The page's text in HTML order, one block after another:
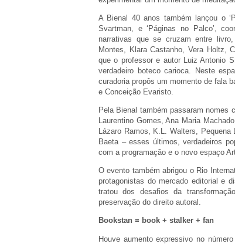
A Bienal 40 anos também lançou o
Svartman, e ‘Páginas no Palco’,
narrativas que se cruzam entre
Montes, Klara Castanho, Vera Holtz,
que o professor e autor Luiz Antonio
verdadeiro boteco carioca. Neste
curadoria propôs um momento de fala
e Conceição Evaristo.
Pela Bienal também passaram nomes
Laurentino Gomes, Ana Maria
Lázaro Ramos, K.L. Walters,
Baeta – esses últimos, verdadeiros
com a programação e o novo espaço
O evento também abrigou o Rio
protagonistas do mercado editorial e
tratou dos desafios da
preservação do direito autoral.
Bookstan = book + stalker + fan
Houve aumento expressivo no